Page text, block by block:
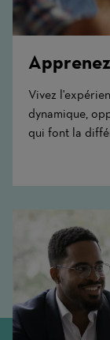
Vivez
dynamique,
qui font la